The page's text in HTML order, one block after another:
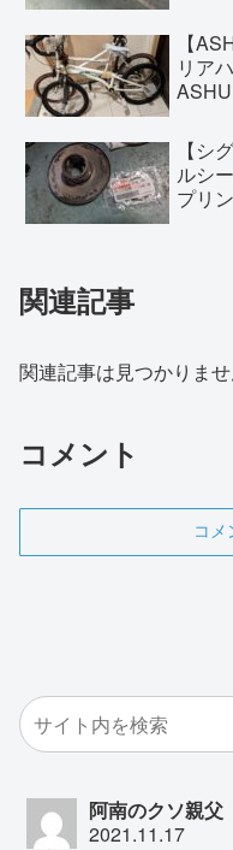
【
リア
【シ
ルシ
プリ
関連記事
関連記事は見つかりませ
コメント
コメ
阿南のクソ親父
2021.11.17